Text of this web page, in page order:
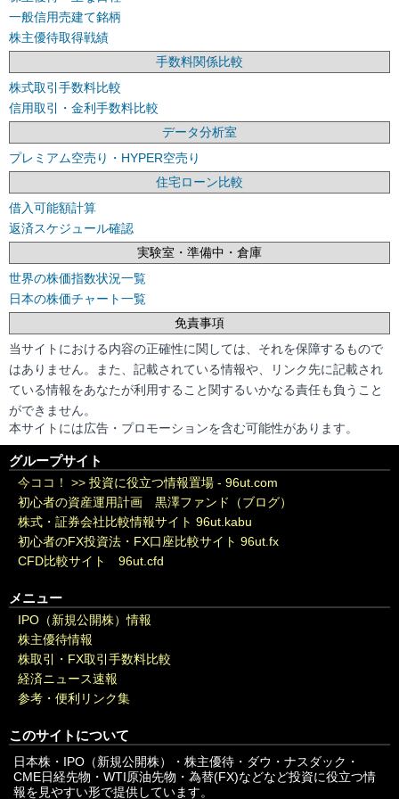
一般信用売建て銘柄
株主優待取得戦績
手数料関係比較
株式取引手数料比較
信用取引・金利手数料比較
データ分析室
プレミアム空売り・HYPER空売り
住宅ローン比較
借入可能額計算
返済スケジュール確認
実験室・準備中・倉庫
世界の株価指数状況一覧
日本の株価チャート一覧
免責事項
当サイトにおける内容の正確性に関しては、それを保障するもので
はありません。また、記載されている情報や、リンク先に記載され
ている情報をあなたが利用すること関するいかなる責任も負うこと
ができません。
本サイトには広告・プロモーションを含む可能性があります。
グループサイト
今ココ！ >> 投資に役立つ情報置場 - 96ut.com
初心者の資産運用計画 黒澤ファンド（ブログ）
株式・証券会社比較情報サイト 96ut.kabu
初心者のFX投資法・FX口座比較サイト 96ut.fx
CFD比較サイト 96ut.cfd
メニュー
IPO（新規公開株）情報
株主優待情報
株取引・FX取引手数料比較
経済ニュース速報
参考・便利リンク集
このサイトについて
日本株・IPO（新規公開株）・株主優待・ダウ・ナスダック・
CME日経先物・WTI原油先物・為替(FX)などなど投資に役立つ情
報を見やすい形で提供しています。